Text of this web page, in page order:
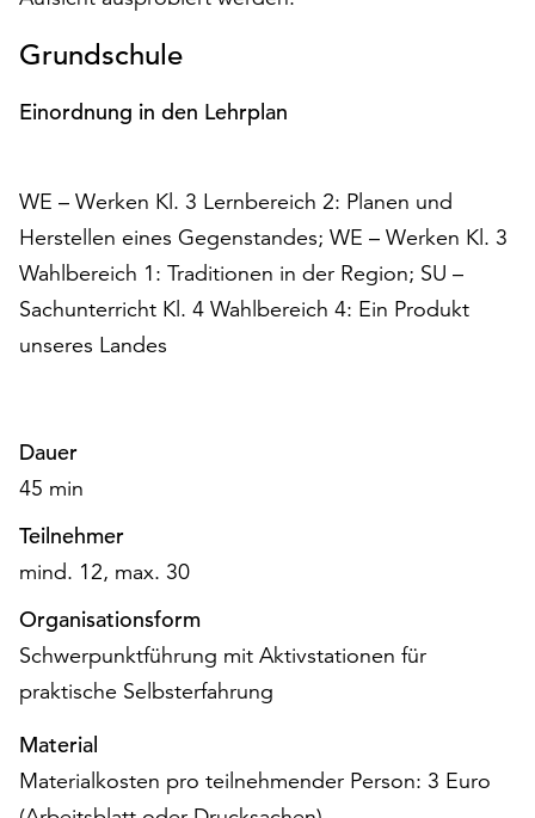
Verfügung.
Cookies
auch
Einverständnis
weiterhin
ausgeführt.
Möchten
die
erreichen
Sie
Einstellungen
über
Schaltfläche
„Auswählen“.
Weitere
Informationen
finden
Sie
in
Grundschule
Einordnung in den Lehrplan
WE – Werken Kl. 3 Lernbereich 2: Planen und
Herstellen eines Gegenstandes; WE – Werken Kl. 3
Wahlbereich 1: Traditionen in der Region; SU –
Sachunterricht Kl. 4 Wahlbereich 4: Ein Produkt
unseres Landes
Dauer
45 min
Teilnehmer
mind. 12, max. 30
Organisationsform
Schwerpunktführung mit Aktivstationen für
praktische Selbsterfahrung
Material
Materialkosten pro teilnehmender Person: 3 Euro